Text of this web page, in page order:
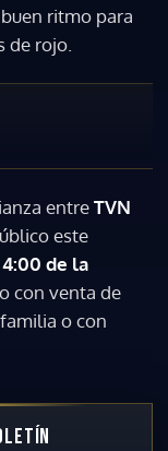
ritmo para
de rojo.
entreTVN
este
4:00 de la
con venta de
o con